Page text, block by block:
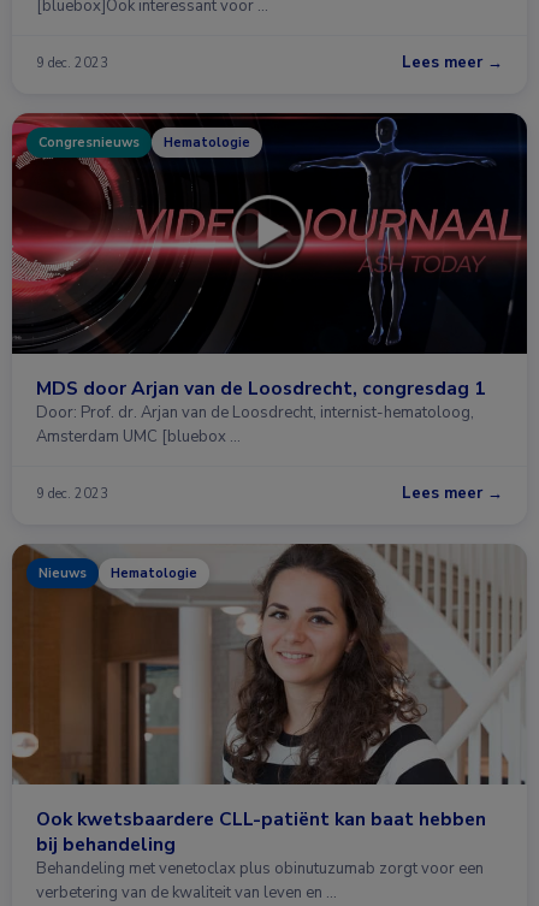
[bluebox]Ook interessant voor …
9 dec. 2023 Lees meer →
Congresnieuws Hematologie
MDS door Arjan van de Loosdrecht, congresdag 1
Door: Prof. dr. Arjan van de Loosdrecht, internist-hematoloog,
Amsterdam UMC [bluebox …
9 dec. 2023 Lees meer →
Nieuws Hematologie
Ook kwetsbaardere CLL-patiënt kan baat hebben
bij behandeling
Behandeling met venetoclax plus obinutuzumab zorgt voor een
verbetering van de kwaliteit van leven en …